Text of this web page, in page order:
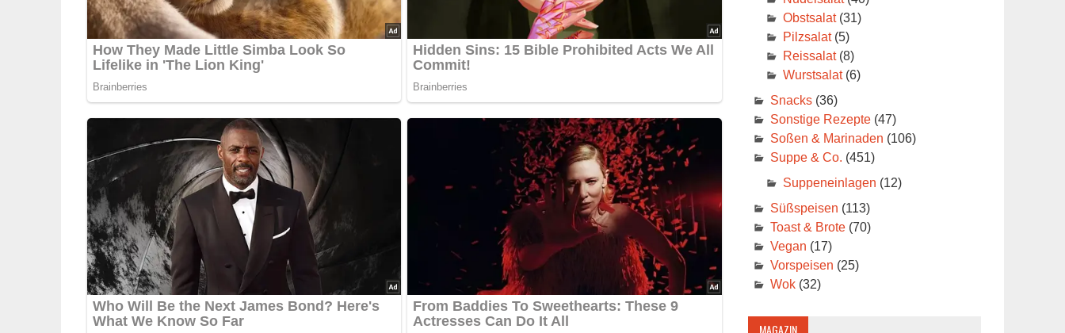
Obstsalat(31)
Pilzsalat(5)
Reissalat(8)
Wurstsalat(6)
Snacks(36)
Sonstige Rezepte(47)
Soßen & Marinaden (106)
Suppe & Co. (451)
Suppeneinlagen (12)
Süßspeisen (113)
Toast & Brote(70)
Vegan (17)
Vorspeisen (25)
Wok(32)